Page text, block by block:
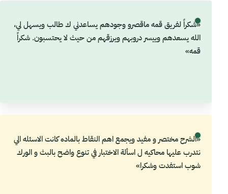
«شكراً لفريق قمه ماقصرو وجودهم يساعدني ك طالب ويسهل لي،
الله يسعدهم وييسر دروبهم ويرزقهم من حيث لا يحتسبون. شكراً
قمه»
«الشرح مختصر و مفيد ويجمع اهم النقاط بالماده كانت الاسئله الي
نتدرب عليها محاكيه ل اسألة الاختبار في تنوع واضح بالبث و الورك
شوب استفدت وشكرا»